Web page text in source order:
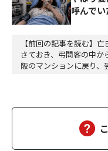
呼んで
【前回の記事を読む】
さておき、弔問客の中
阪のマンションに戻り
ばれたのだろうか……つ